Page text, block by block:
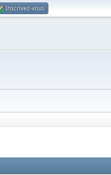
Inscrivez-vous